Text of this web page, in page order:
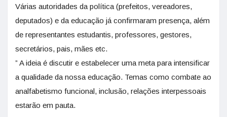
Várias autoridades da política (prefeitos, vereadores,
deputados) e da educação já confirmaram presença, além
de representantes estudantis, professores, gestores,
secretários, pais, mães etc.
” A ideia é discutir e estabelecer uma meta para intensificar
a qualidade da nossa educação. Temas como combate ao
analfabetismo funcional, inclusão, relações interpessoais
estarão em pauta.